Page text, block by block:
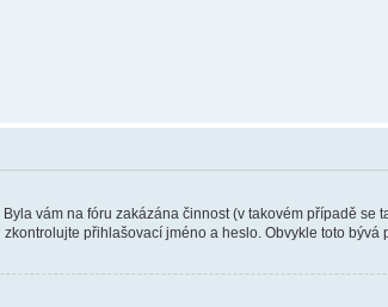
vám na fóru zakázána činnost (v takovém případě
přihlašovací jméno a heslo. Obvykle toto